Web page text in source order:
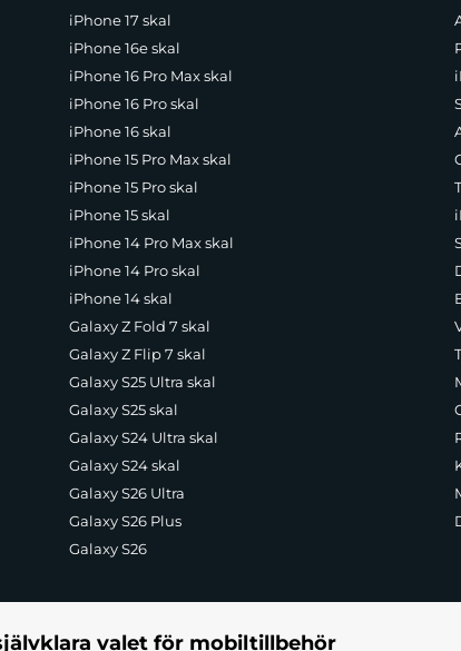
iPhone 17 skal
iPhone 16e skal
iPhone 16 Pro Max skal
iPhone 16 Pro skal
iPhone 16 skal
iPhone 15 Pro Max skal
iPhone 15 Pro skal
iPhone 15 skal
iPhone 14 Pro Max skal
iPhone 14 Pro skal
iPhone 14 skal
Galaxy Z Fold 7 skal
Galaxy Z Flip 7 skal
Galaxy S25 Ultra skal
Galaxy S25 skal
Galaxy S24 Ultra skal
Galaxy S24 skal
Galaxy S26 Ultra
Galaxy S26 Plus
Galaxy S26
valet för mobiltillbehör